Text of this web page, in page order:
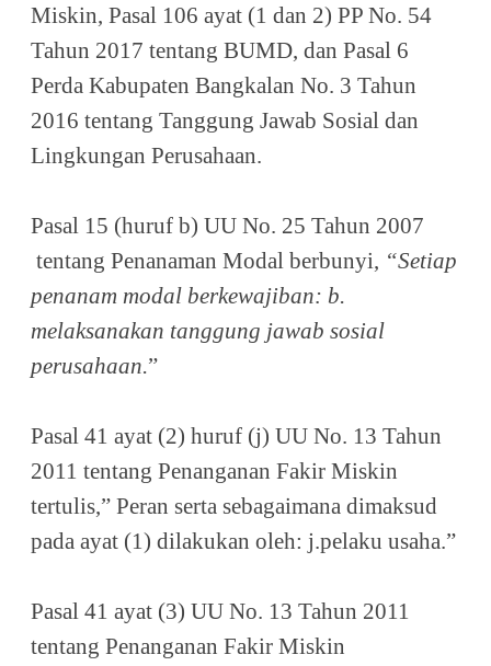
Miskin, Pasal 106 ayat (1 dan 2) PP No. 54
Tahun 2017 tentang BUMD, dan Pasal 6
Perda Kabupaten Bangkalan No. 3 Tahun
2016 tentang Tanggung Jawab Sosial dan
Lingkungan Perusahaan.
Pasal 15 (huruf b) UU No. 25 Tahun 2007
tentang Penanaman Modal berbunyi, “Setiap
penanam modal berkewajiban: b.
melaksanakan tanggung jawab sosial
perusahaan.”
Pasal 41 ayat (2) huruf (j) UU No. 13 Tahun
2011 tentang Penanganan Fakir Miskin
tertulis,” Peran serta sebagaimana dimaksud
pada ayat (1) dilakukan oleh: j.pelaku usaha.”
Pasal 41 ayat (3) UU No. 13 Tahun 2011
tentang Penanganan Fakir Miskin